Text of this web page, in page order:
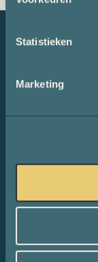
Statistieken
Marketing